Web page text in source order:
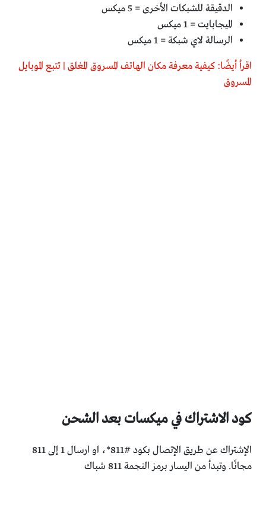
الدقيقة للشبكات الأخرى = 5 ميكس
الميجابايت = 1 ميكس
الرسالة لاي شبكة = 1 ميكس
اقرأ أيضًا: كيفية معرفة مكان الهاتف المسروق المغلق | تتبع الموبايل
المسروق
كود الاشتراك في ميكسات بعد الشحن
الإشتراك عن طريق الإتصال بكود #811*، او ارسال 1 إلى 811
مجانًا. وتبدأ من اليسار برمز النجمة 811 شباك